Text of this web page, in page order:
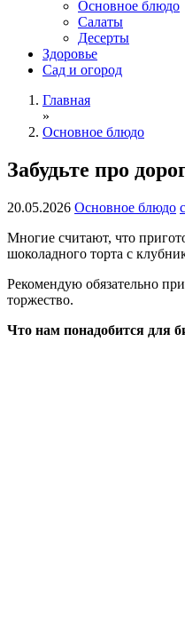
Основное блюдо
Салаты
Десерты
Здоровье
Сад и огород
Главная
»
Основное блюдо
Забудьте про
20.05.2026 Основное блюдо
Многие считают, что
шоколадного торта с
Рекомендую обязательно
торжество.
Что нам понадобится для